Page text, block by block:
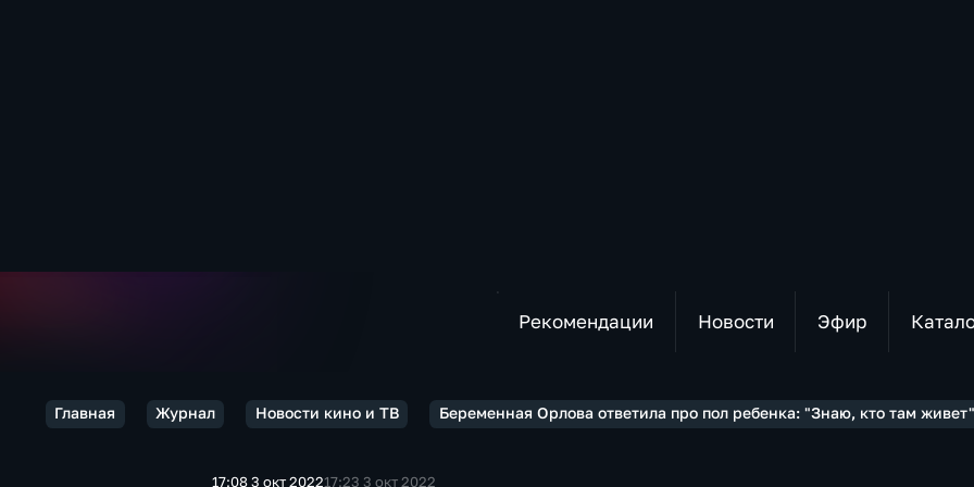
Рекомендации Новости Эфир
Главная Журнал Новости кино и ТВ Беременная Орлова ответила про пол ребенка: "Знаю, кто там живет"
17:08 3 окт 202217:23 3 окт 2022